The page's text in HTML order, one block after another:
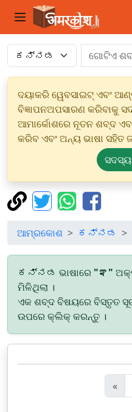
ଦୟାକରି ୱେବସାଇଟ୍ ଏବଂ
ବିଜ୍ଞାପନଅପସାରଣ କରିବାକୁ
ଆମାର୍କୋଶରେ ନୂତନ ଶବ୍ଦ ଏବଂ
କରିବ ଏବଂ ଅନ୍ୟ ଭାଷା
ଆମ୍ରକୋଶ ಕನ್ನಡ
ಕನ್ನಡ ଭାଷାରେ "ಞ"
ମିଳିଥିଲା ।
ଏକ ଶବ୍ଦ ବିଷୟରେ ବିସ୍ତୃତ
ଉପରେ କ୍ଲିକ୍ କରନ୍ତୁ ।
«पि
छ